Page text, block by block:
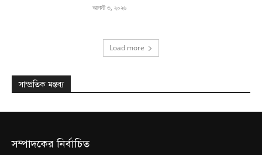
আগস্ট ৩, ২০২৬
Load more
সাম্প্রতিক মন্তব্য
সম্পাদকের নির্বাচিত